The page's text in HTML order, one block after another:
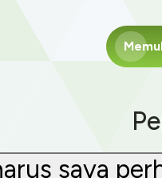
saya